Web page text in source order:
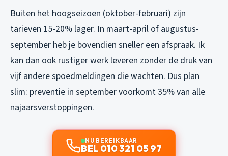
Buiten het hoogseizoen (oktober-februari) zijn
tarieven 15-20% lager. In maart-april of augustus-
september heb je bovendien sneller een afspraak. Ik
kan dan ook rustiger werk leveren zonder de druk van
vijf andere spoedmeldingen die wachten. Dus plan
slim: preventie in september voorkomt 35% van alle
najaarsverstoppingen.
NU BEREIKBAAR
BEL 010 321 05 97